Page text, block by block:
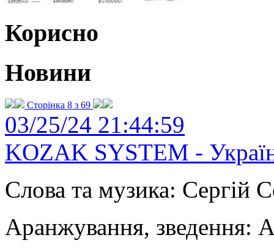
Корисно
Новини
Сторінка 8 з 69
03/25/24 21:44:59
KOZAK SYSTEM -
Слова та музика: Сергій
Аранжування, зведення: